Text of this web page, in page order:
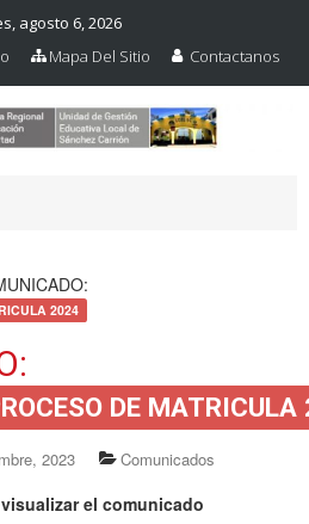
agosto 6, 2026
Mapa Del Sitio Contactanos
2024
DE
2023 Comunicados
el comunicado